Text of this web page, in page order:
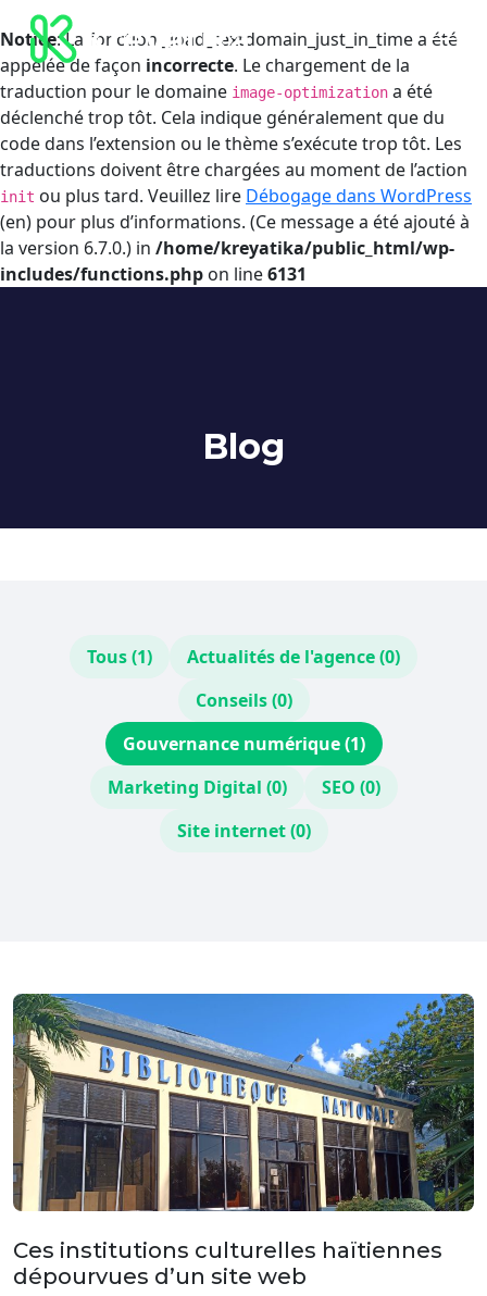
Notice: La fonction _load_textdomain_just_in_time a été
appelée de façon incorrecte. Le chargement de la
traduction pour le domaine image-optimization a été
déclenché trop tôt. Cela indique généralement que du
code dans l’extension ou le thème s’exécute trop tôt. Les
traductions doivent être chargées au moment de l’action
init ou plus tard. Veuillez lire Débogage dans WordPress
(en) pour plus d’informations. (Ce message a été ajouté à
la version 6.7.0.) in /home/kreyatika/public_html/wp-
includes/functions.php on line6131
Blog
Tous (1)
Actualités de l'agence (0)
Conseils (0)
Gouvernance numérique (1)
Marketing Digital (0)
SEO (0)
Site internet (0)
Ces institutions culturelles haïtiennes
dépourvues d’un site web